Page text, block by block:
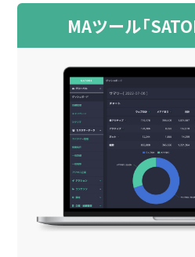
MAツール「